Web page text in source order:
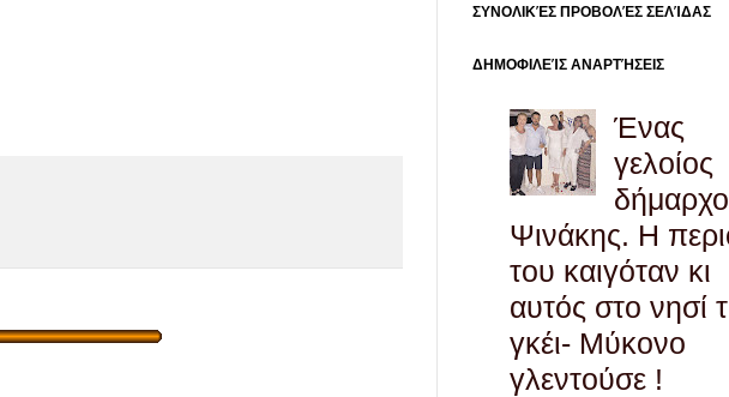
ΣΥΝΟΛΙΚΈΣ ΠΡΟΒΟΛΈΣ ΣΕΛΊΔΑΣ
ΔΗΜΟΦΙΛΕΊΣ ΑΝΑΡΤΉΣΕΙΣ
Ένας
γελοίος
Ψινάκης. Η
του καιγόταν κι
αυτός στο νησί
γκέι- Μύκονο
γλεντούσε !